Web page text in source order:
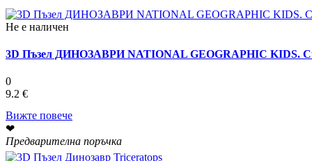
Не е наличен
3D Пъзел ДИНОЗАВРИ NATIONAL GEOGRAPHIC KIDS.
0
9.2 €
Вижте повече
❤
Предварителна поръчка